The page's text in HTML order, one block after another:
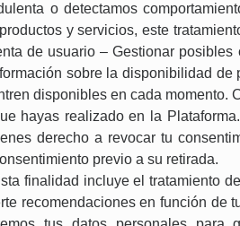
o detectamos
y servicios, este
de usuario – Gestionar
sobre la disponibilidad
disponibles en cada momento.
hayas realizado en la
derecho a revocar tu
previo a su retirada.
finalidad incluye el tratamiento
recomendaciones en función de